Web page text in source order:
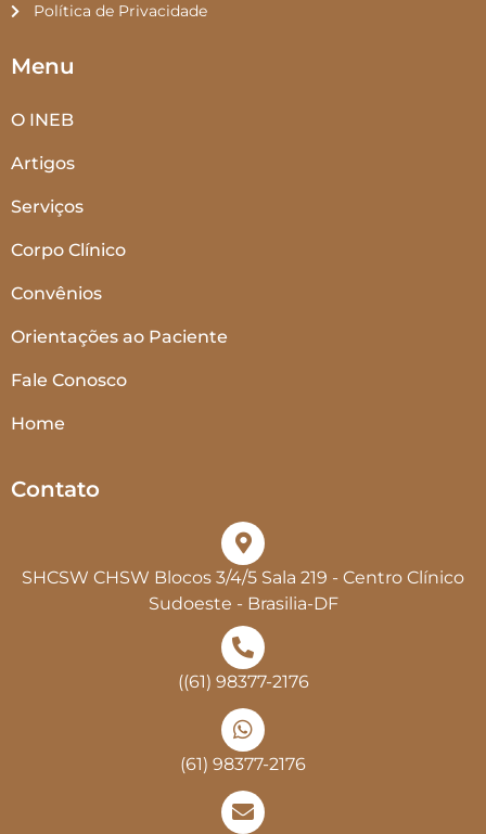
Política de Privacidade
Menu
O INEB
Artigos
Serviços
Corpo Clínico
Convênios
Orientações ao Paciente
Fale Conosco
Home
Contato
SHCSW CHSW Blocos 3/4/5 Sala 219 - Centro Clínico
Sudoeste - Brasilia-DF
((61) 98377-2176
(61) 98377-2176